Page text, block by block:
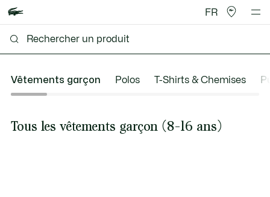
FR
Vêtements garçon Polos T-Shirts & Chemises
Tous les vêtements garçon (8-16 ans)